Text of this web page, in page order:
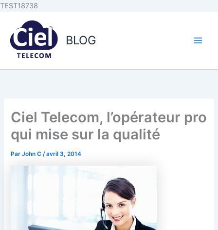
TEST18738
contenu
principal
Aller
contenu
BLOG
Ciel Telecom, l’opérateur pro
qui mise sur la qualité
ParJohn C/avril 3, 2014